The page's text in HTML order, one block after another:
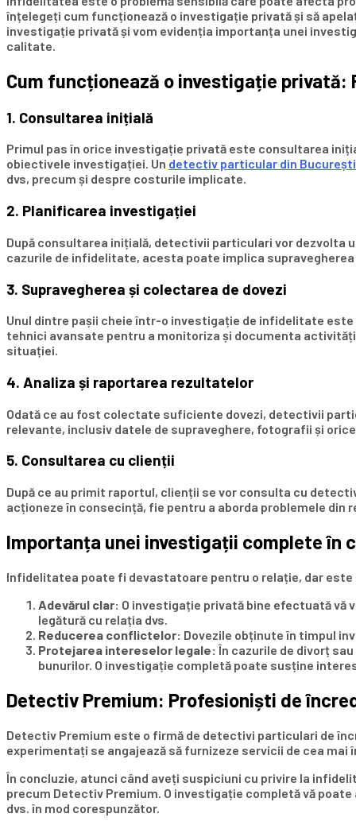
înțelegeți cum funcționează o investigație privată și să
investigație privată și vom evidenția importanța unei
calitate.
Cum funcționează o investigație privată:
1. Consultarea inițială
Primul pas în orice investigație privată este consultarea
obiectivele investigației. Un detectiv particular din București
dvs, precum și despre costurile implicate.
2. Planificarea investigației
După consultarea inițială, detectivii particulari vor dezvolta
cazurile de infidelitate, acesta poate implica
3. Supravegherea și colectarea de dovezi
Unul dintre pașii cheie într-o investigație de infidelitate
tehnici avansate pentru a monitoriza și documenta
situației.
4. Analiza și raportarea rezultatelor
Odată ce au fost colectate suficiente dovezi, detectivii
relevante, inclusiv datele de supraveghere, fotografii și
5. Consultarea cu clienții
După ce au primit raportul, clienții se vor consulta cu
acționeze în consecință, fie pentru a aborda problemele din
Importanța unei investigații complete în
Infidelitatea poate fi devastatoare pentru o relație, dar
Adevărul clar: O investigație privată bine efectuată vă
legătură cu relația dvs.
Reducerea conflictelor: Dovezile obținute în timpul
Protejarea intereselor legale: În cazurile de divorț
bunurilor. O investigație completă poate susține
Detectiv Premium: Profesioniști de
Detectiv Premium este o firmă de detectivi particulari de
experimentați se angajează să furnizeze servicii de cea
În concluzie, atunci când aveți suspiciuni cu privire la
precum Detectiv Premium. O investigație completă vă
dvs. în mod corespunzător.